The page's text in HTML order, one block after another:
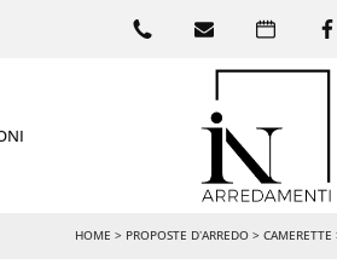
HOME > PROPOSTE D’ARREDO > CAMERETTE